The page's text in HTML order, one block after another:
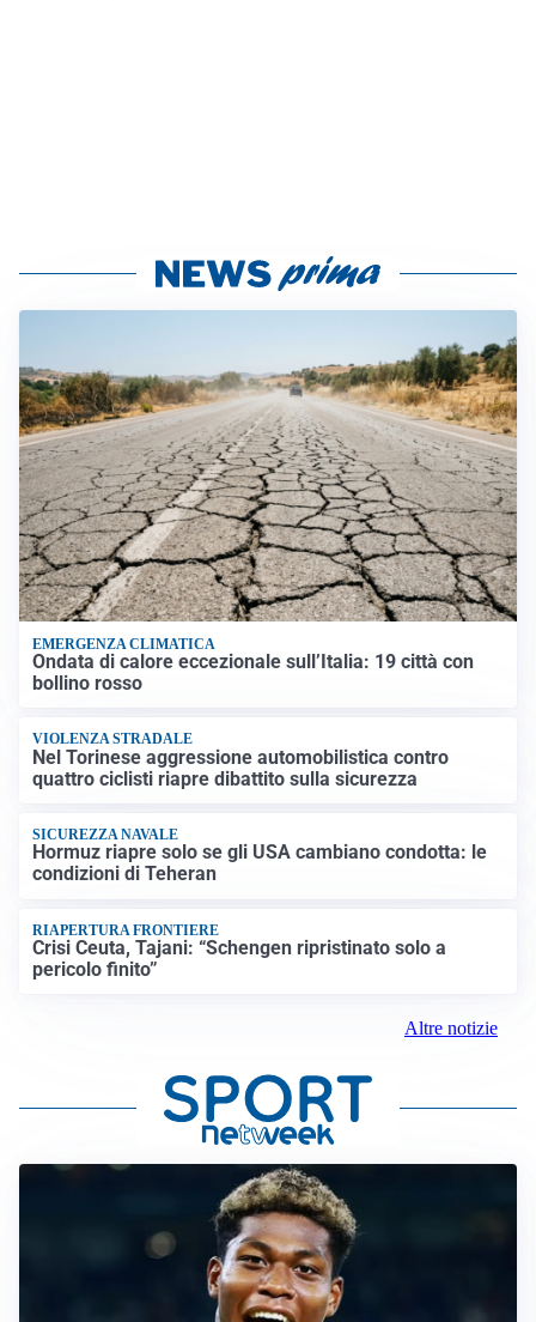
EMERGENZA CLIMATICA
Ondata di calore eccezionale sull’Italia: 19 città con
bollino rosso
VIOLENZA STRADALE
Nel Torinese aggressione automobilistica contro
quattro ciclisti riapre dibattito sulla sicurezza
SICUREZZA NAVALE
Hormuz riapre solo se gli USA cambiano condotta: le
condizioni di Teheran
RIAPERTURA FRONTIERE
Crisi Ceuta, Tajani: “Schengen ripristinato solo a
pericolo finito”
Altre notizie